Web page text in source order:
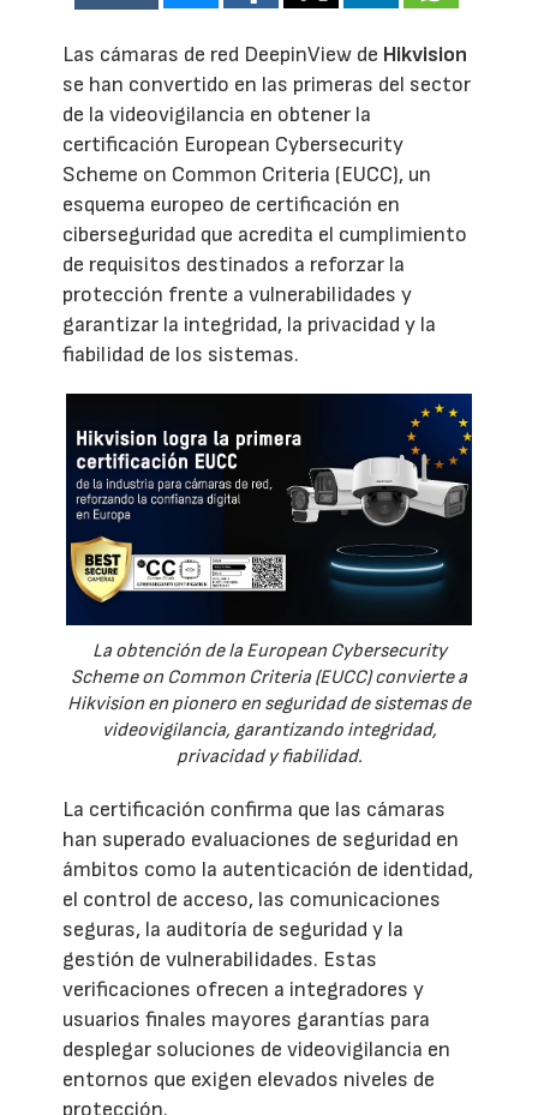
Las cámaras de red DeepinView de Hikvision
se han convertido en las primeras del sector
de la videovigilancia en obtener la
certificación European Cybersecurity
Scheme on Common Criteria (EUCC), un
esquema europeo de certificación en
ciberseguridad que acredita el cumplimiento
de requisitos destinados a reforzar la
protección frente a vulnerabilidades y
garantizar la integridad, la privacidad y la
fiabilidad de los sistemas.
La obtención de la European Cybersecurity
Scheme on Common Criteria (EUCC) convierte a
Hikvision en pionero en seguridad de sistemas de
videovigilancia, garantizando integridad,
privacidad y fiabilidad.
La certificación confirma que las cámaras
han superado evaluaciones de seguridad en
ámbitos como la autenticación de identidad,
el control de acceso, las comunicaciones
seguras, la auditoría de seguridad y la
gestión de vulnerabilidades. Estas
verificaciones ofrecen a integradores y
usuarios finales mayores garantías para
desplegar soluciones de videovigilancia en
entornos que exigen elevados niveles de